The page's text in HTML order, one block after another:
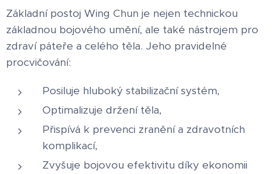
Základní postoj Wing Chun je nejen technickou
základnou bojového umění, ale také nástrojem pro
zdraví páteře a celého těla. Jeho pravidelné
procvičování:
Posiluje hluboký stabilizační systém,
Optimalizuje držení těla,
Přispívá k prevenci zranění a zdravotních
komplikací,
Zvyšuje bojovou efektivitu díky ekonomii